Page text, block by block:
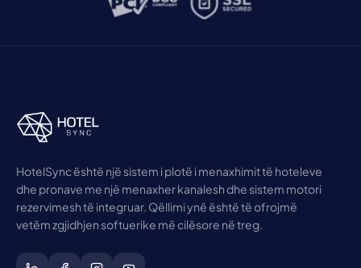
HotelSync është një sistem i plotë i menaxhimit të hoteleve
dhe pronave me një menaxher kanalesh dhe sistem motori
rezervimesh të integruar. Qëllimi ynë është të ofrojmë
vetëm zgjidhjen softuerike më cilësore në treg.